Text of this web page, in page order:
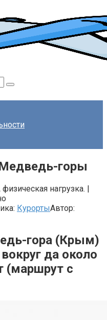
горы
нагрузка. |
КурортыАвтор:
гора (Крым)
да около
(маршрут с